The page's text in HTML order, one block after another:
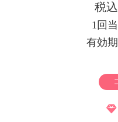
税
1回
有効